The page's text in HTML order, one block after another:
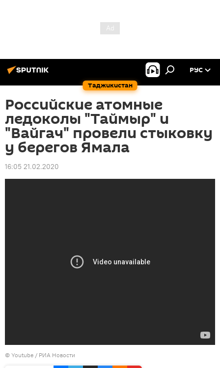
Таджикистан
РУС
Российские атомные
ледоколы "Таймыр" и
"Вайгач" провели стыковку
у берегов Ямала
16:05 21.02.2020
© Youtube / РИА Новости